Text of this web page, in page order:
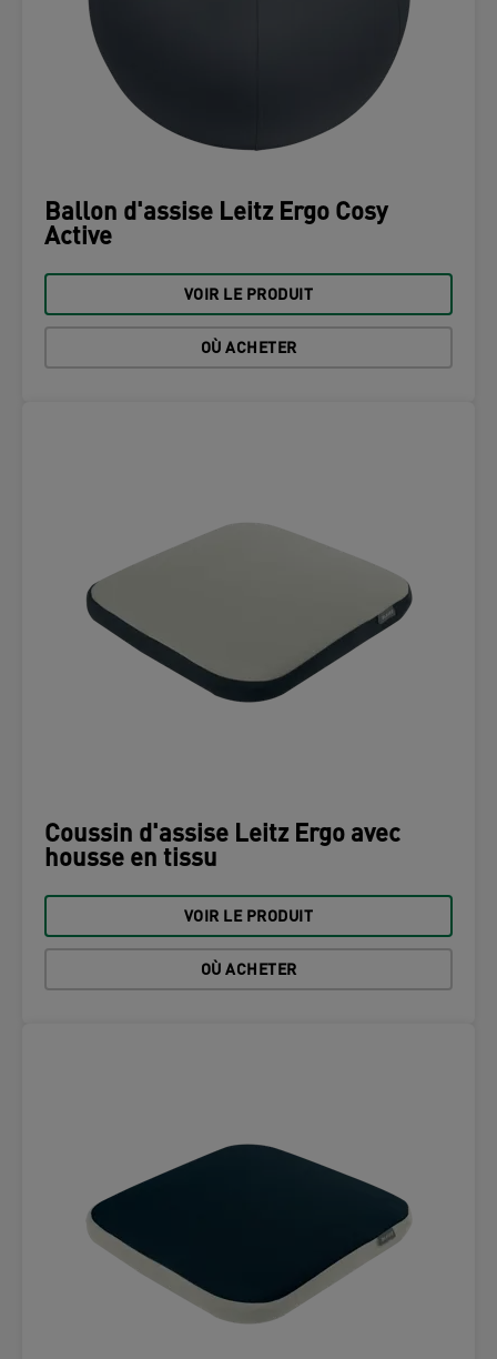
Ballon d'assise Leitz Ergo Cosy
Active
VOIR LE PRODUIT
OÙ ACHETER
Coussin d'assise Leitz Ergo avec
housse en tissu
VOIR LE PRODUIT
OÙ ACHETER